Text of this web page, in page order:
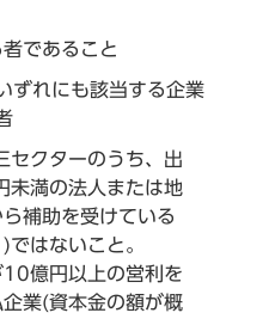
であること
ずれにも該当する企業
セクターのうち、出
未満の法人または地
補助を受けている
ではないこと。
億円以上の営利を
企業(資本金の額が概